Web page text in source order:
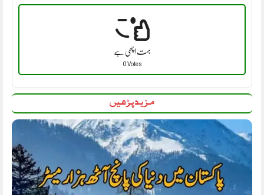
بہت اچھی ہے
0 Votes
مزید پڑھیں